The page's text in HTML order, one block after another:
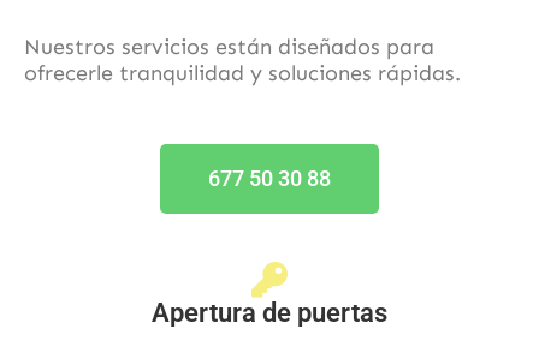
Nuestros servicios están diseñados para
ofrecerle tranquilidad y soluciones rápidas.
677 50 30 88
Apertura de puertas